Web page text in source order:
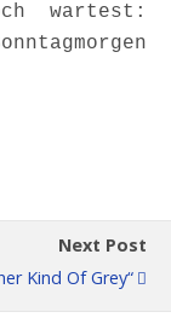
wartest:
Next Post
Kind Of Grey“